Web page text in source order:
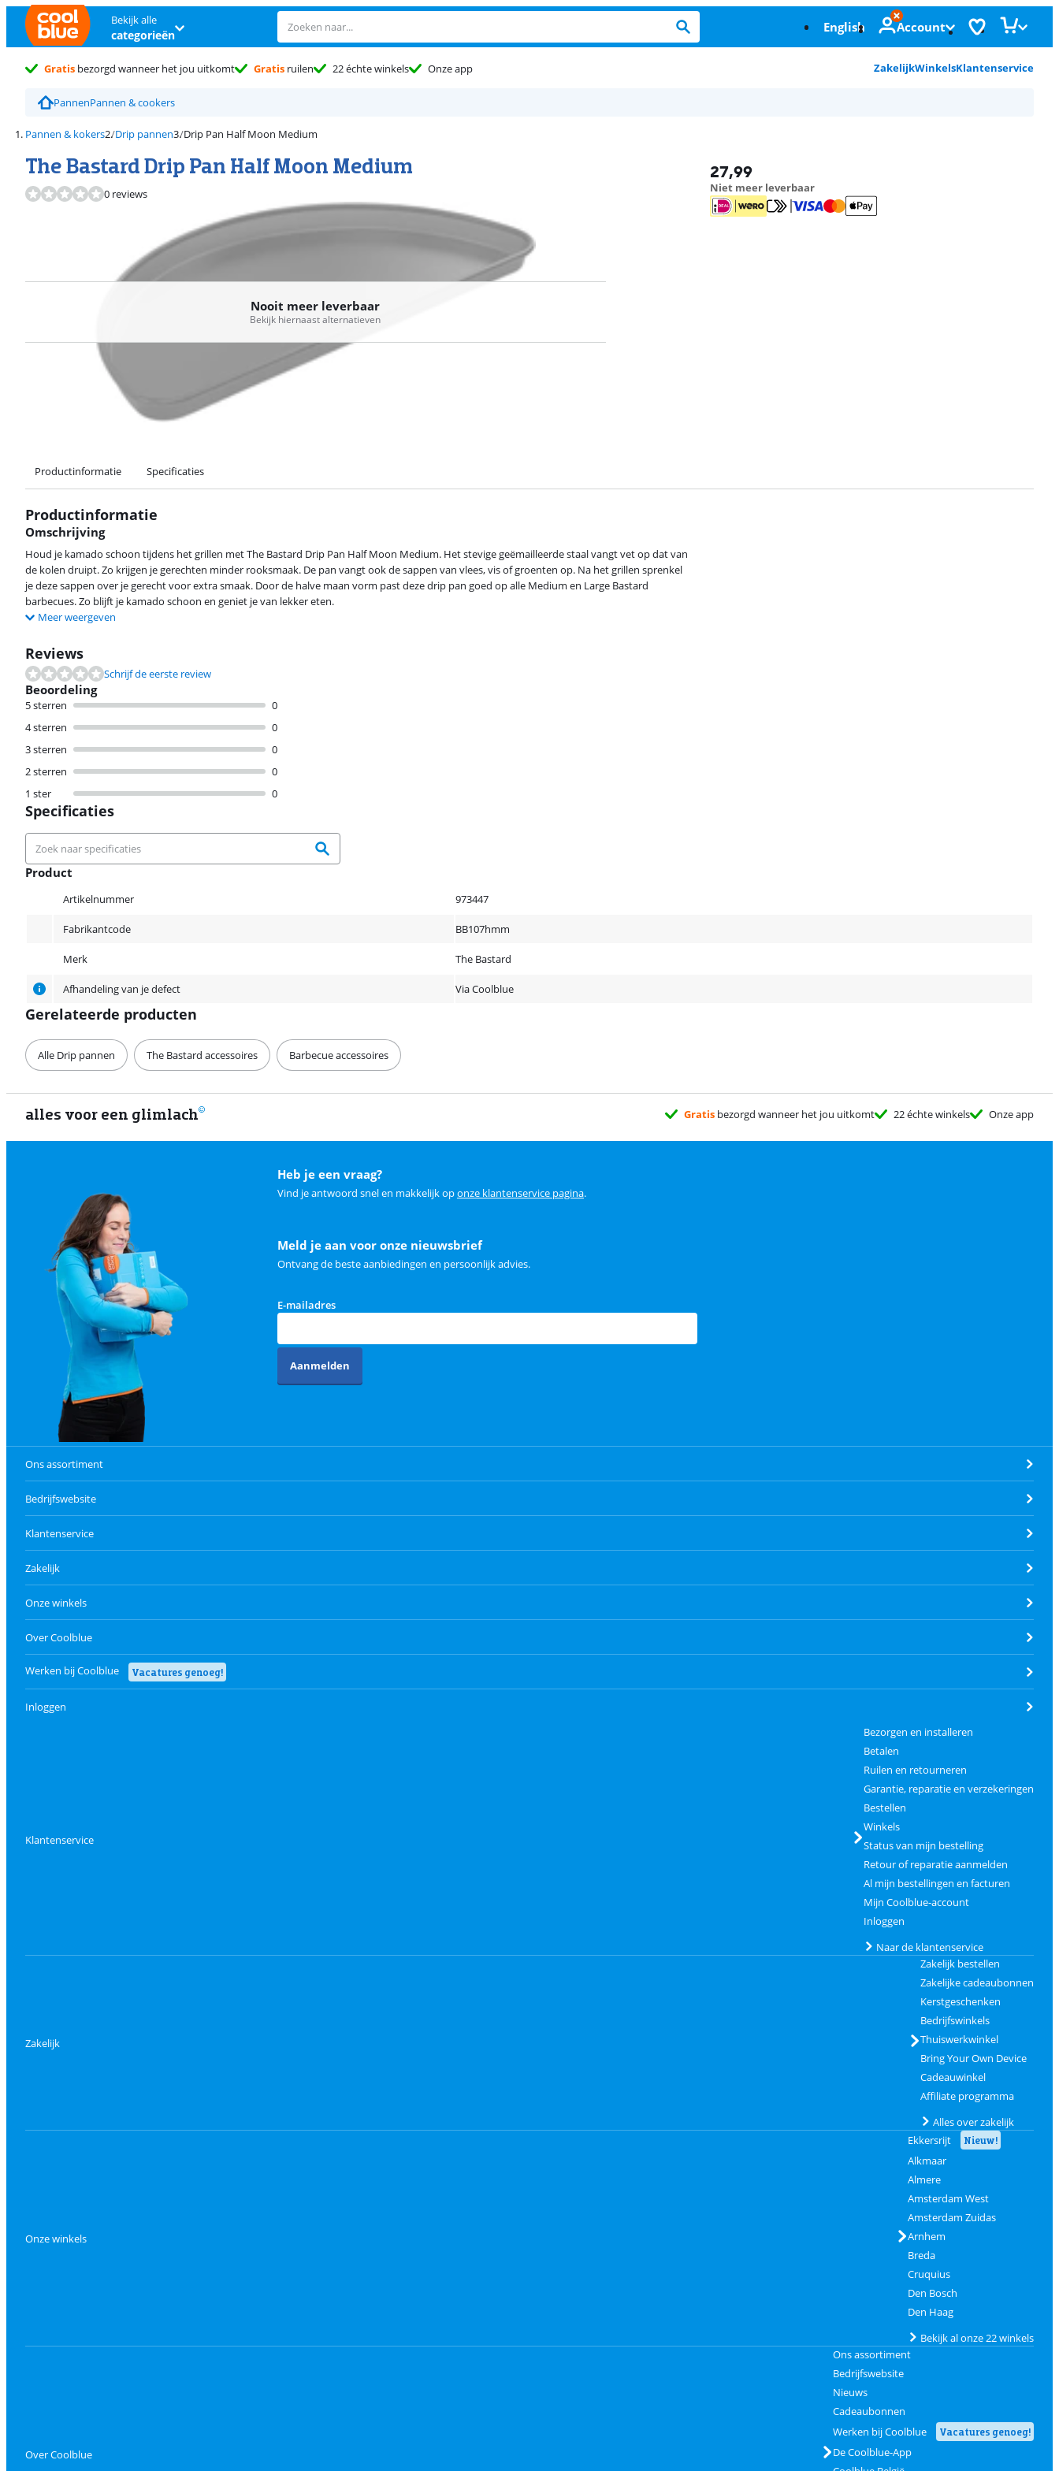
Bekijk alle
categorieën English Account
Gratis bezorgd wanneer het jou uitkomt Gratis ruilen 22 échte winkels Onze app ZakelijkWinkelsKlantenservice
PannenPannen & cookers
Pannen & kokers Drip pannen Drip Pan Half Moon Medium
The Bastard Drip Pan Half Moon Medium
0 reviews
Nooit meer leverbaar
Bekijk hiernaast alternatieven
27,99
Niet meer leverbaar
Productinformatie Specificaties
Productinformatie
Omschrijving
Houd je kamado schoon tijdens het grillen met The Bastard Drip Pan Half Moon Medium. Het stevige geëmailleerde staal vangt vet op dat van
de kolen druipt. Zo krijgen je gerechten minder rooksmaak. De pan vangt ook de sappen van vlees, vis of groenten op. Na het grillen sprenkel
je deze sappen over je gerecht voor extra smaak. Door de halve maan vorm past deze drip pan goed op alle Medium en Large Bastard
barbecues. Zo blijft je kamado schoon en geniet je van lekker eten.
Meer weergeven
Reviews
Schrijf de eerste review
Beoordeling
5 sterren
0
4 sterren
0
3 sterren
0
2 sterren
0
1 ster
0
Specificaties
Product
Artikelnummer 973447
Fabrikantcode BB107hmm
Merk The Bastard
Afhandeling van je defect Via Coolblue
Gerelateerde producten
Alle Drip pannen The Bastard accessoires Barbecue accessoires
alles voor een glimlach Gratis bezorgd wanneer het jou uitkomt 22 échte winkels Onze app
Heb je een vraag?
Vind je antwoord snel en makkelijk oponze klantenservice pagina.
Meld je aan voor onze nieuwsbrief
Ontvang de beste aanbiedingen en persoonlijk advies.
E-mailadres
Aanmelden
Ons assortiment
Bedrijfswebsite
Klantenservice
Zakelijk
Onze winkels
Over Coolblue
Werken bij Coolblue Vacatures genoeg!
Inloggen
Klantenservice
Bezorgen en installeren
Betalen
Ruilen en retourneren
Garantie, reparatie en verzekeringen
Bestellen
Winkels
Status van mijn bestelling
Retour of reparatie aanmelden
Al mijn bestellingen en facturen
Mijn Coolblue-account
Inloggen
Naar de klantenservice
Zakelijk
Zakelijk bestellen
Zakelijke cadeaubonnen
Kerstgeschenken
Bedrijfswinkels
Thuiswerkwinkel
Bring Your Own Device
Cadeauwinkel
Affiliate programma
Alles over zakelijk
Onze winkels
Ekkersrijt Nieuw!
Alkmaar
Almere
Amsterdam West
Amsterdam Zuidas
Arnhem
Breda
Cruquius
Den Bosch
Den Haag
Bekijk al onze 22 winkels
Over Coolblue
Ons assortiment
Bedrijfswebsite
Nieuws
Cadeaubonnen
Werken bij Coolblue
Vacatures genoeg!
De Coolblue-App